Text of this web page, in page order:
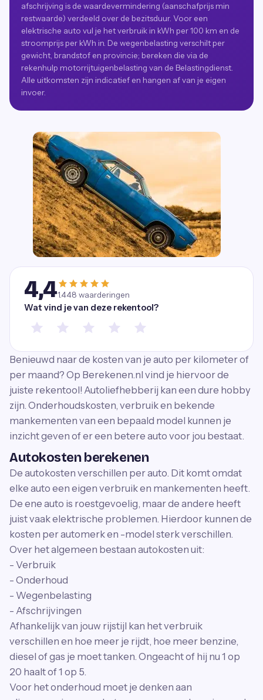
afschrijving is de waardevermindering (aanschafprijs min
restwaarde) verdeeld over de bezitsduur. Voor een
elektrische auto vul je het verbruik in kWh per 100 km en de
stroomprijs per kWh in. De wegenbelasting verschilt per
gewicht, brandstof en provincie; bereken die via de
rekenhulp motorrijtuigenbelasting van de Belastingdienst.
Alle uitkomsten zijn indicatief en hangen af van je eigen
invoer.
4,41.448 waarderingen
Wat vind je van deze rekentool?
Benieuwd naar de kosten van je auto per kilometer of
per maand? Op Berekenen.nl vind je hiervoor de
juiste rekentool! Autoliefhebberij kan een dure hobby
zijn. Onderhoudskosten, verbruik en bekende
mankementen van een bepaald model kunnen je
inzicht geven of er een betere auto voor jou bestaat.
Autokosten berekenen
De autokosten verschillen per auto. Dit komt omdat
elke auto een eigen verbruik en mankementen heeft.
De ene auto is roestgevoelig, maar de andere heeft
juist vaak elektrische problemen. Hierdoor kunnen de
kosten per automerk en -model sterk verschillen.
Over het algemeen bestaan autokosten uit:
- Verbruik
- Onderhoud
- Wegenbelasting
- Afschrijvingen
Afhankelijk van jouw rijstijl kan het verbruik
verschillen en hoe meer je rijdt, hoe meer benzine,
diesel of gas je moet tanken. Ongeacht of hij nu 1 op
20 haalt of 1 op 5.
Voor het onderhoud moet je denken aan